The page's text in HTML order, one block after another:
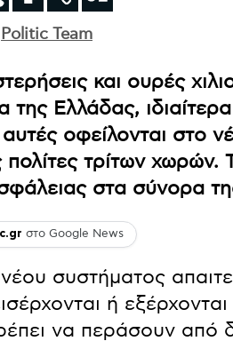
Politic Team
και ουρές
της Ελλάδας,
οφείλονται στο
πολίτες τρίτων
στα σύνορα
στο Google News
συστήματος
ή
να περάσουν από